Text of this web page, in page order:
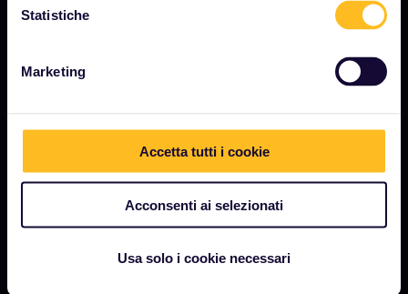
Statistiche
Marketing
Accetta tutti i cookie
Acconsenti ai selezionati
Usa solo i cookie necessari
Rivista
Assistenza